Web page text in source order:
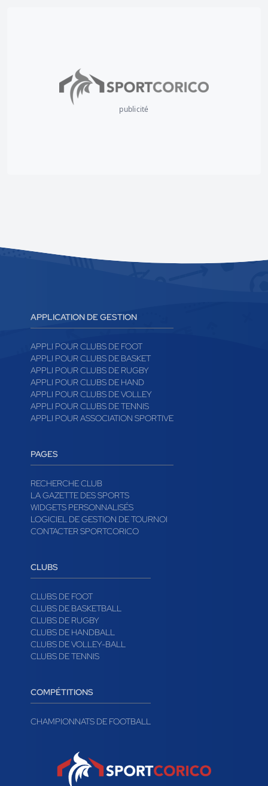
publicité
APPLICATION DE GESTION
APPLI POUR CLUBS DE FOOT
APPLI POUR CLUBS DE BASKET
APPLI POUR CLUBS DE RUGBY
APPLI POUR CLUBS DE HAND
APPLI POUR CLUBS DE VOLLEY
APPLI POUR CLUBS DE TENNIS
APPLI POUR ASSOCIATION SPORTIVE
PAGES
RECHERCHE CLUB
LA GAZETTE DES SPORTS
WIDGETS PERSONNALISÉS
LOGICIEL DE GESTION DE TOURNOI
CONTACTER SPORTCORICO
CLUBS
CLUBS DE FOOT
CLUBS DE BASKETBALL
CLUBS DE RUGBY
CLUBS DE HANDBALL
CLUBS DE VOLLEY-BALL
CLUBS DE TENNIS
COMPÉTITIONS
CHAMPIONNATS DE FOOTBALL